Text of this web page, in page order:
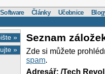
Software Články Učebnice
»
»
Seznam
Zde si můžete
spam.
Adresář: /Tech